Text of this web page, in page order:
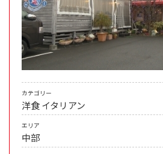
カテゴリー
洋食イタリアン
エリア
中部